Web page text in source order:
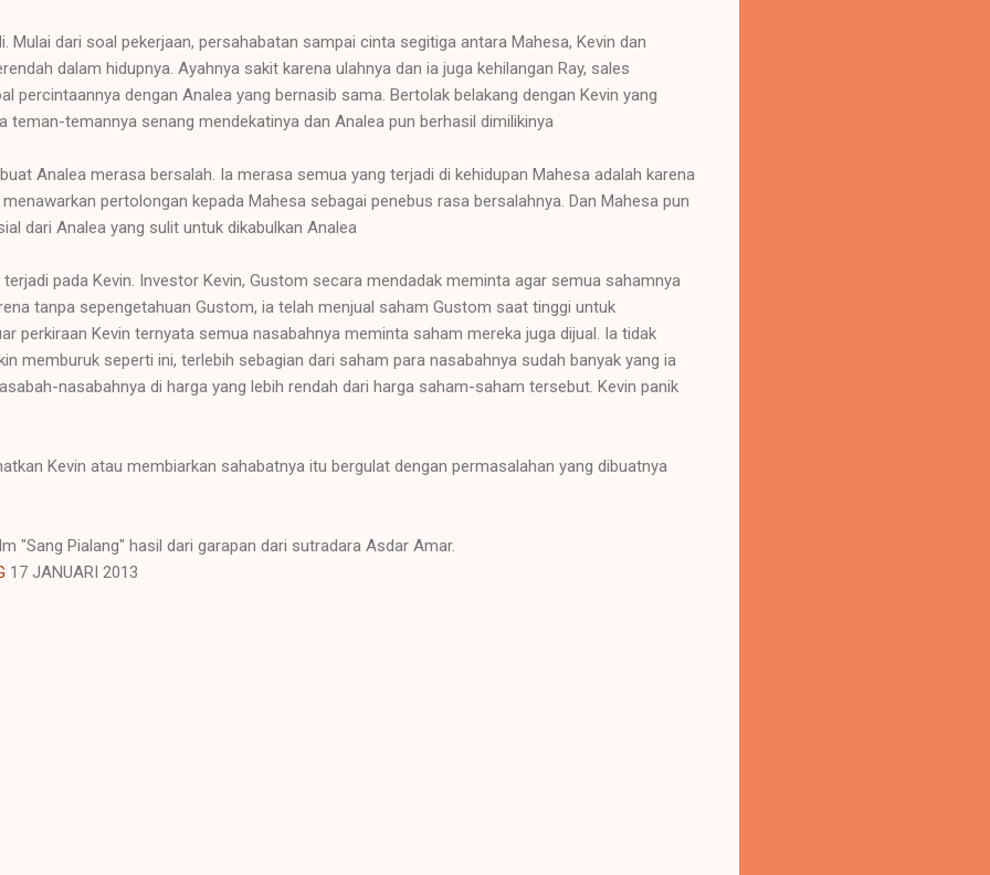
Mulai dari soal pekerjaan, persahabatan sampai cinta segitiga antara Mahesa, Kevin dan
dalam hidupnya. Ayahnya sakit karena ulahnya dan ia juga kehilangan Ray, sales
percintaannya dengan Analea yang bernasib sama. Bertolak belakang dengan Kevin yang
teman-temannya senang mendekatinya dan Analea pun berhasil dimilikinya
Analea merasa bersalah. Ia merasa semua yang terjadi di kehidupan Mahesa adalah karena
pertolongan kepada Mahesa sebagai penebus rasa bersalahnya. Dan Mahesa pun
dari Analea yang sulit untuk dikabulkan Analea
pada Kevin. Investor Kevin, Gustom secara mendadak meminta agar semua sahamnya
tanpa sepengetahuan Gustom, ia telah menjual saham Gustom saat tinggi untuk
perkiraan Kevin ternyata semua nasabahnya meminta saham mereka juga dijual. Ia tidak
memburuk seperti ini, terlebih sebagian dari saham para nasabahnya sudah banyak yang ia
nasabahnya di harga yang lebih rendah dari harga saham-saham tersebut. Kevin panik
Kevin atau membiarkan sahabatnya itu bergulat dengan permasalahan yang dibuatnya
"Sang Pialang" hasil dari garapan dari sutradara Asdar Amar.
17 JANUARI 2013